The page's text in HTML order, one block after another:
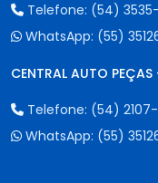
Telefone: (54)
WhatsApp: (55)
CENTRAL AUTO PEÇAS
Telefone: (54)
WhatsApp: (55)